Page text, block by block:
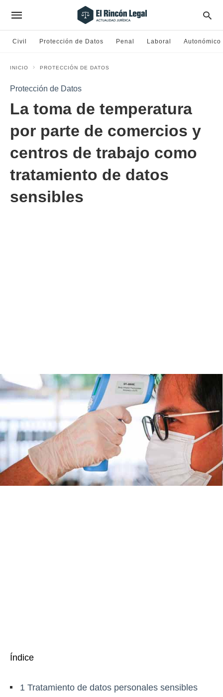
Civil Protección de Datos Penal Laboral Autonómico
INICIO PROTECCIÓN DE DATOS
Protección de Datos
La toma de temperatura
por parte de comercios y
centros de trabajo como
tratamiento de datos
sensibles
Índice
1 Tratamiento de datos personales sensibles